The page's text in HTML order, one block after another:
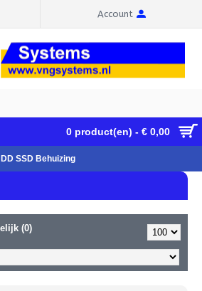
Account
0 product(en) - € 0,00
SSD Behuizing
(0)